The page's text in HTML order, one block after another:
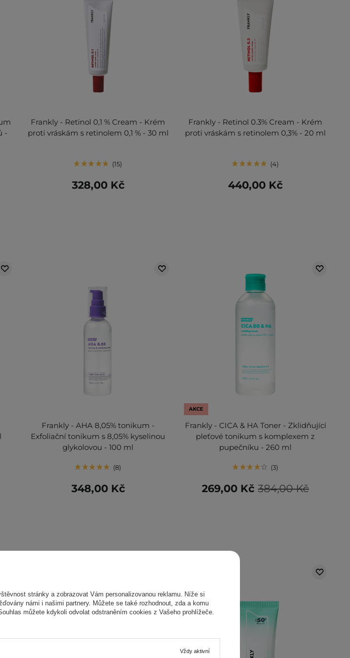
-
Frankly - Retinol 0,1 % Cream - Krém
proti vráskám s retinolem 0,1 % - 30 ml
15
328,00 Kč
Frankly - Retinol 0.3% Cream - Krém
proti vráskám s retinolem 0,3% - 20 ml
4
440,00 Kč
Frankly - AHA 8,05% tonikum -
Exfoliační tonikum s 8,05% kyselinou
glykolovou - 100 ml
8
348,00 Kč
AKCE
Frankly - CICA & HA Toner - Zklidňující
pleťové tonikum s komplexem z
pupečníku - 260 ml
3
384,00 Kč
269,00 Kč
stránky a zobrazovat Vám personalizovanou reklamu. Níže si
námi i našimi partnery. Můžete se také rozhodnout, zda a komu
můžete kdykoli odvolat odstraněním cookies z Vašeho prohlížeče.
Vždy aktivní